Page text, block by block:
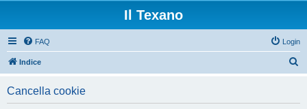
Il Texano
FAQ Login
Indice
Cancella cookie